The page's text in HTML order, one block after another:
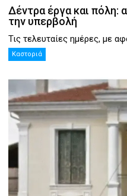
Δέντρα έργα και πόλη:
την υπερβολή
Τις τελευταίες ημέρες, με
Καστοριά